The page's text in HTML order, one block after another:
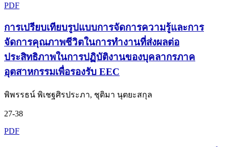
PDF
การเปรียบเทียบรูปแบบการจัดการความรู้และการ
จัดการคุณภาพชีวิตในการทำงานที่ส่งผลต่อ
ประสิทธิภาพในการปฏิบัติงานของบุคลากรภาค
อุตสาหกรรมเพื่อรองรับ EEC
พิพรรธน์ พิเชฐศิรประภา, ชุติมา นุตยะสกุล
27-38
PDF